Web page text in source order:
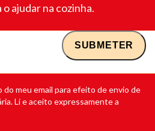
ajudar na cozinha.
meu email para efeito de envio de
Li e aceito expressamente a